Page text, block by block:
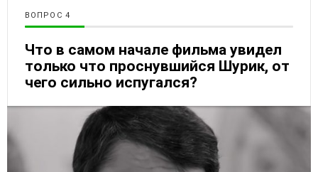
ВОПРОС
Что в самом начале фильма увидел
только что проснувшийся Шурик, от
чего сильно испугался?